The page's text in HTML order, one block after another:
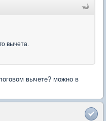
вычета.
вычете? можно в